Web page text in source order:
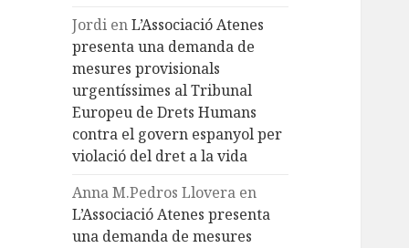
Jordi enL’Associació Atenes
presenta una demanda de
mesures provisionals
urgentíssimes al Tribunal
Europeu de Drets Humans
contra el govern espanyol per
violació del dret a la vida
Anna M.Pedros Llovera en
L’Associació Atenes presenta
una demanda de mesures